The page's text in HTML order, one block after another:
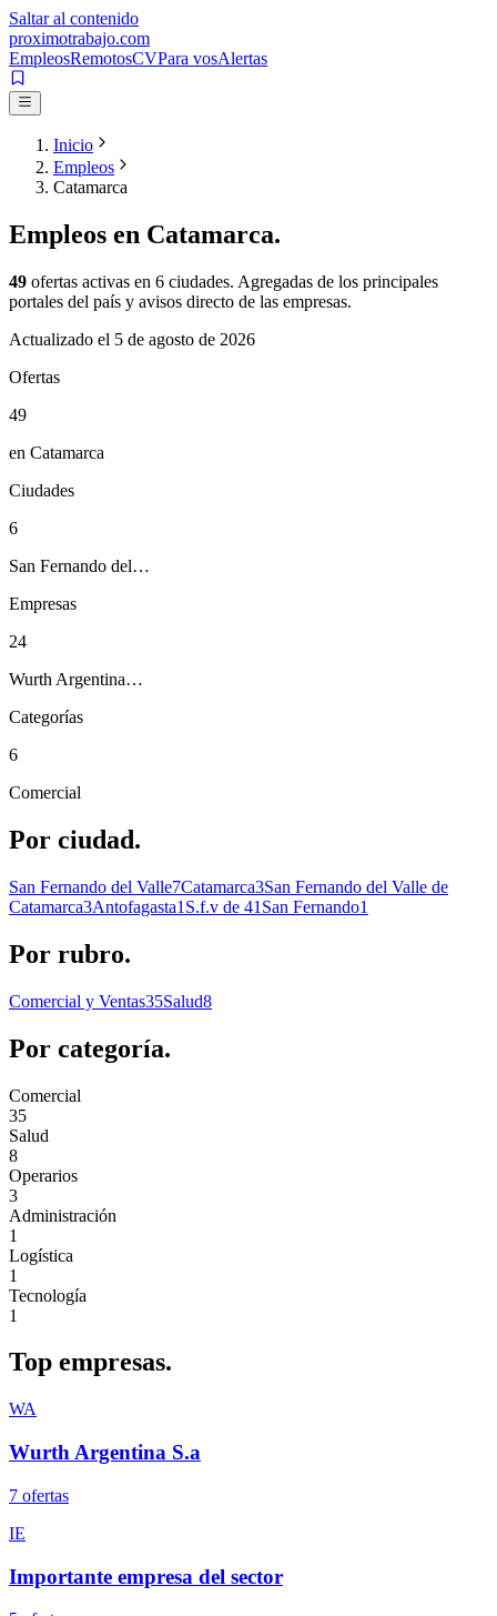
Saltar al contenido
proximotrabajo.com
EmpleosRemotosCVPara vosAlertas
Inicio
Empleos
Catamarca
Empleos en Catamarca.
49 ofertas activas en 6 ciudades. Agregadas de los principales
portales del país y avisos directo de las empresas.
Actualizado el 5 de agosto de 2026
Ofertas
49
en Catamarca
Ciudades
6
San Fernando del…
Empresas
24
Wurth Argentina…
Categorías
6
Comercial
Por ciudad.
San Fernando del Valle7Catamarca3San Fernando del Valle de
Catamarca3Antofagasta1 S.f.v de 41 San Fernando1
Por rubro.
Comercial y Ventas35Salud8
Por categoría.
Comercial
35
Salud
8
Operarios
3
Administración
1
Logística
1
Tecnología
1
Top empresas.
WA
Wurth Argentina S.a
7 ofertas
IE
Importante empresa del sector